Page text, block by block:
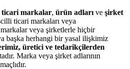
ticari markalar, ürün adları ve şirket
ticari markaları veya
veya şirketlerle hiçbir
başka herhangi bir yasal ilişkimiz
üretici ve tedarikçilerden
Marka veya şirket adlarının